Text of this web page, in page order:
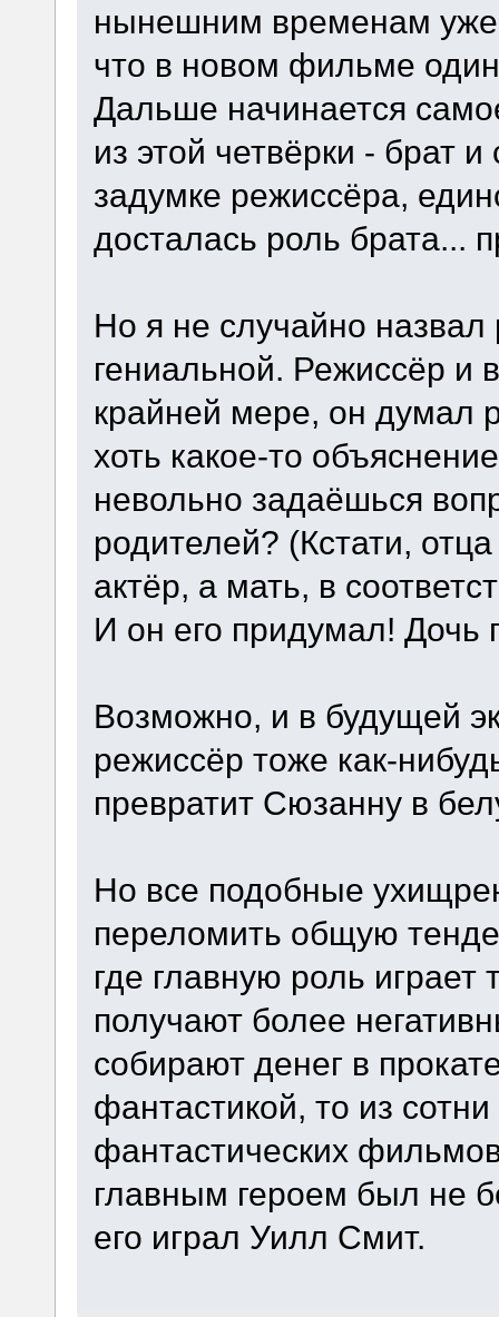
нынешним временам уже
что в новом фильме
Дальше начинается
из этой четвёрки - брат
задумке режиссёра,
досталась роль брата...
Но я не случайно
гениальной. Режиссёр
крайней мере, он думал
хоть какое-то
невольно задаёшься
родителей? (Кстати,
актёр, а мать, в
И он его придумал! Дочь
Возможно, и в будущей
режиссёр тоже как-
превратит Сюзанну в
Но все подобные
переломить общую
где главную роль
получают более
собирают денег в
фантастикой, то из
фантастических
главным героем был не
его играл Уилл Смит.